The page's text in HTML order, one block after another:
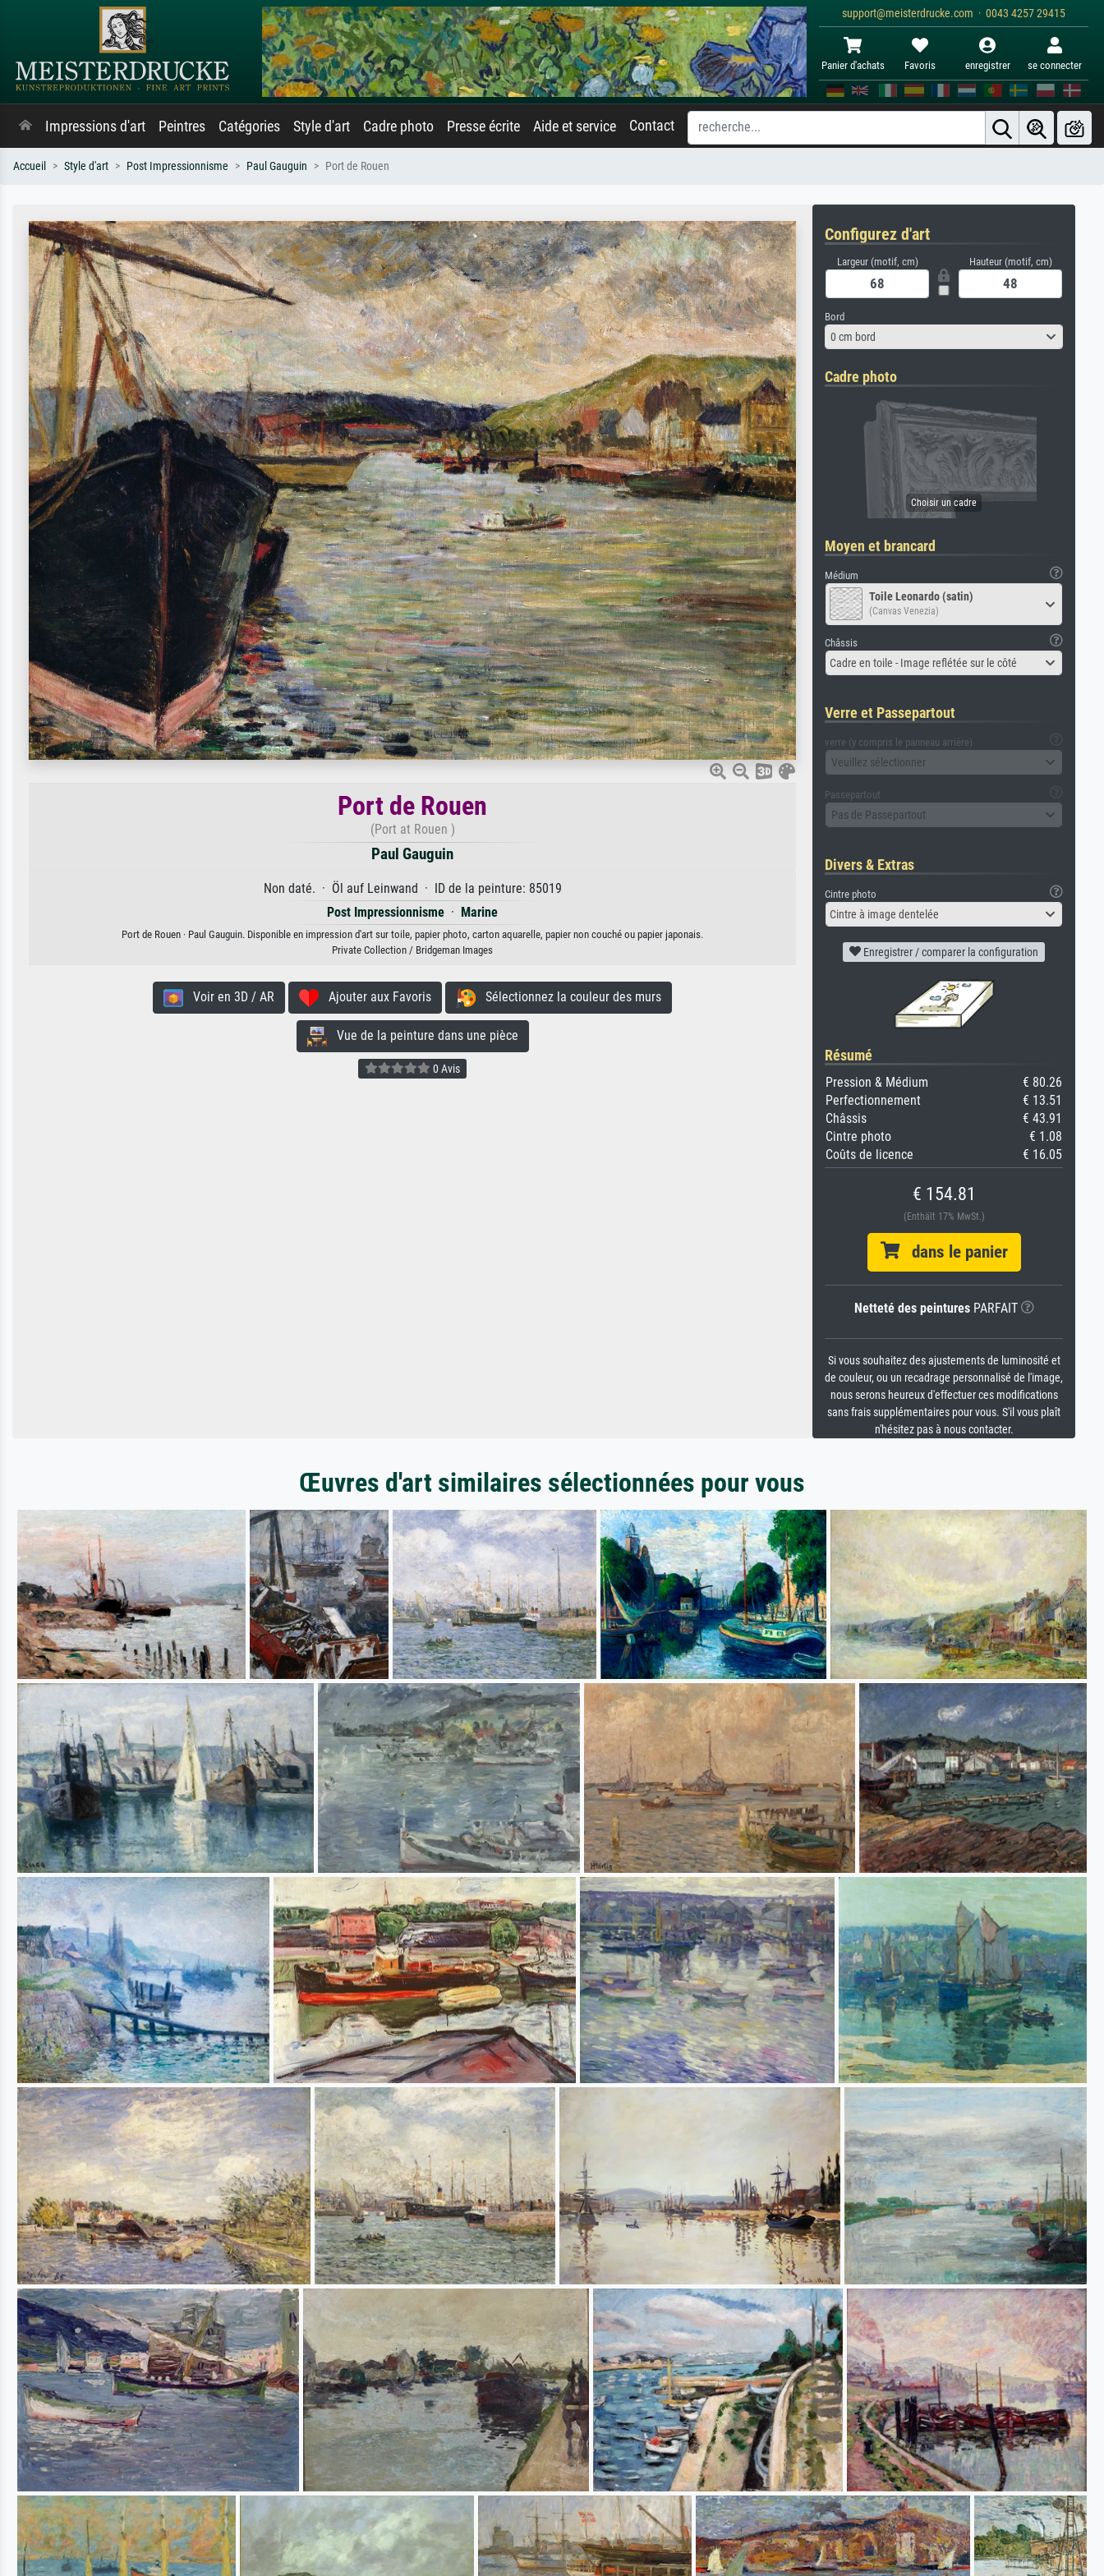
support@meisterdrucke.com · 0043 4257 29415
Panier d'achats Favoris enregistrer se connecter
Impressions d'art Peintres Catégories Style d'art Cadre photo Presse écrite Aide et service Contact
Accueil Style d'art Post Impressionnisme Paul Gauguin Port de Rouen
Port de Rouen
(Port at Rouen )
Paul Gauguin
Non daté. · Öl auf Leinwand · ID de la peinture: 85019
Post Impressionnisme · Marine
Port de Rouen · Paul Gauguin. Disponible en impression d'art sur toile, papier photo, carton aquarelle, papier non couché ou papier japonais.
Private Collection / Bridgeman Images
Voir en 3D / AR Ajouter aux Favoris Sélectionnez la couleur des murs
Vue de la peinture dans une pièce
0 Avis
Configurez d'art
Largeur (motif, cm) Hauteur (motif, cm)
Bord
0 cm bord
Cadre photo
Moyen et brancard
Médium
Toile Leonardo (satin)
(Canvas Venezia)
Châssis
Cadre en toile - Image reflétée sur le côté
Verre et Passepartout
verre (y compris le panneau arrière)
Veuillez sélectionner
Passepartout
Pas de Passepartout
Divers & Extras
Cintre photo
Cintre à image dentelée
Enregistrer / comparer la configuration
Résumé
Pression & Médium
€ 80.26
Perfectionnement
€ 13.51
Châssis
€ 43.91
Cintre photo
€ 1.08
Coûts de licence
€ 16.05
€ 154.81
(Enthält 17% MwSt.)
dans le panier
Netteté des peinturesPARFAIT
Si vous souhaitez des ajustements de luminosité et
de couleur, ou un recadrage personnalisé de l'image,
nous serons heureux d'effectuer ces modifications
sans frais supplémentaires pour vous. S'il vous plaît
n'hésitez pas à nous contacter.
Œuvres d'art similaires sélectionnées pour vous